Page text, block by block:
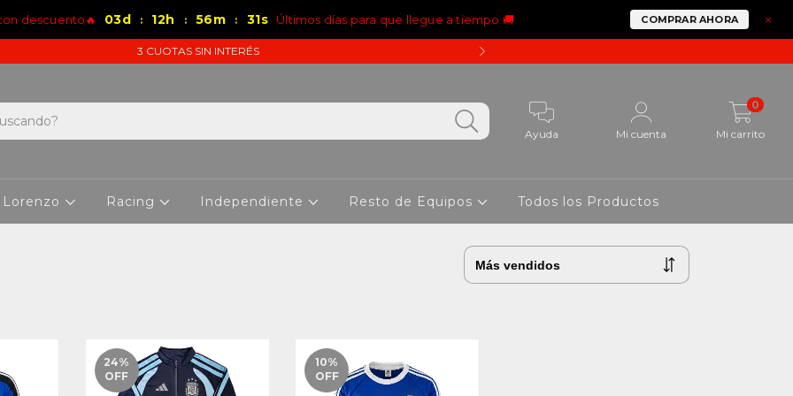
×
descuento🔥 03d : 12h : 56m : 31s Últimos días para que llegue a tiempo 🚚 COMPRAR AHORA
3 CUOTAS SIN INTERÉS
Ayuda Mi cuenta Mi carrito
0
Lorenzo Racing Independiente Resto de Equipos Todos los Productos
24%
OFF
10%
OFF